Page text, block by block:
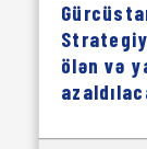
ölən və